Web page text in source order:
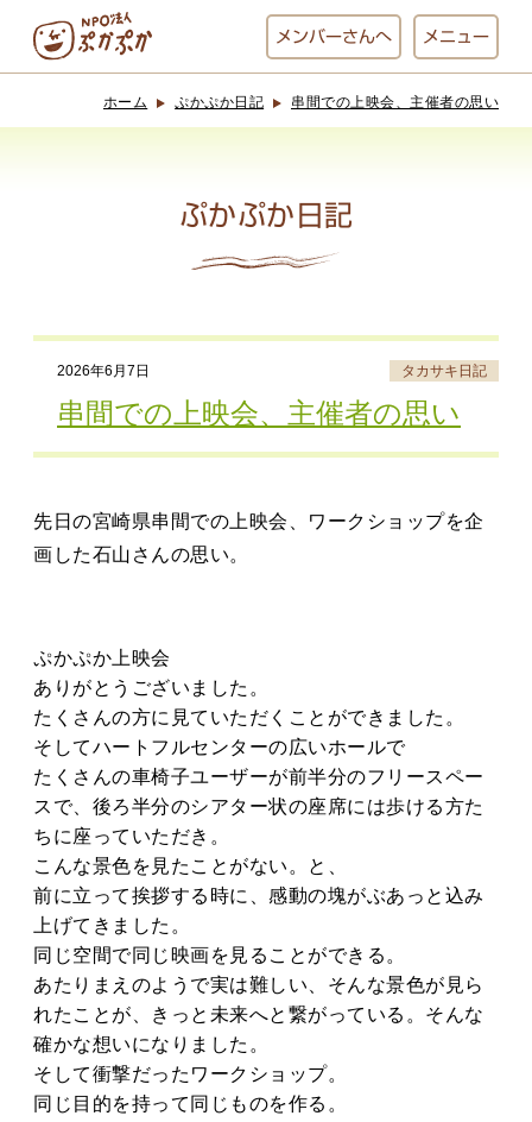
メンバーさんへ メニュー
お休み中
わんど
でんぱた
ぷかぷかさんと
お知らせ
アクセス 採用情報
お問い合わせ
ホーム ぷかぷか日記 串間での上映会、主催者の思い
ぷかぷか日記
2026年6月7日 タカサキ日記
串間での上映会、主催者の思い
先日の宮崎県串間での上映会、ワークショップを企
画した石山さんの思い。
ぷかぷか上映会
ありがとうございました。
たくさんの方に見ていただくことができました。
そしてハートフルセンターの広いホールで
たくさんの車椅子ユーザーが前半分のフリースペー
スで、後ろ半分のシアター状の座席には歩ける方た
ちに座っていただき。
こんな景色を見たことがない。と、
前に立って挨拶する時に、感動の塊がぶあっと込み
上げてきました。
同じ空間で同じ映画を見ることができる。
あたりまえのようで実は難しい、そんな景色が見ら
れたことが、きっと未来へと繋がっている。そんな
確かな想いになりました。
そして衝撃だったワークショップ。
同じ目的を持って同じものを作る。